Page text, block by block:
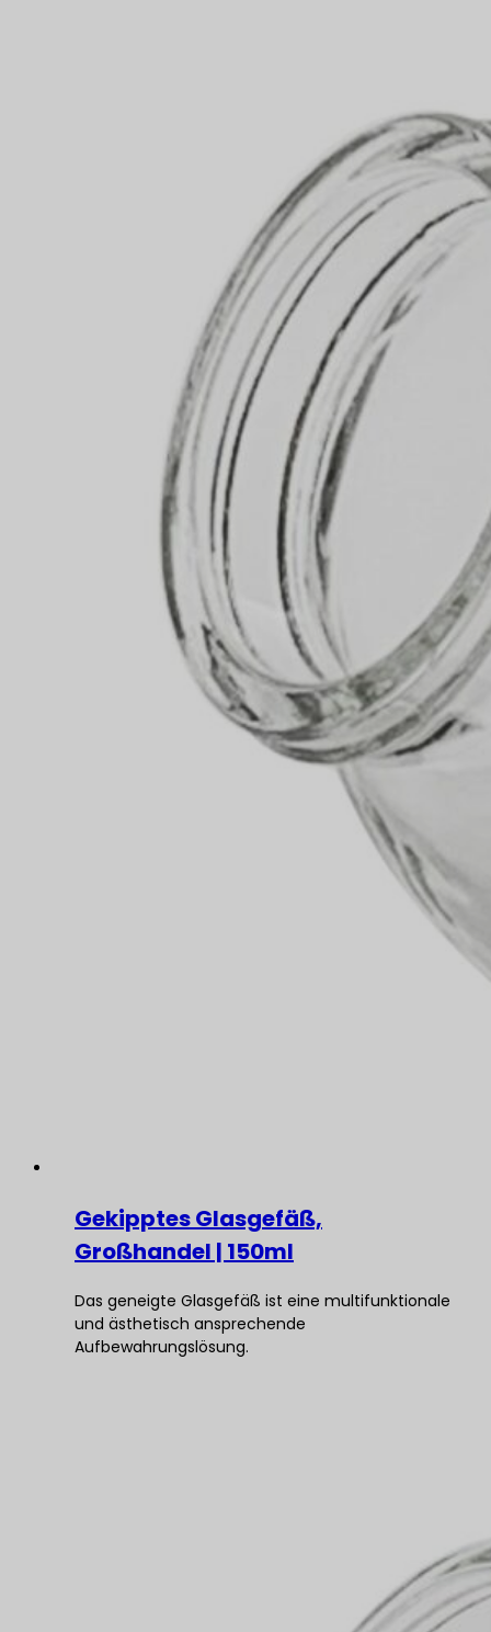
Gekipptes Glasgefäß,
Großhandel | 150ml
Das geneigte Glasgefäß ist eine multifunktionale
und ästhetisch ansprechende
Aufbewahrungslösung.